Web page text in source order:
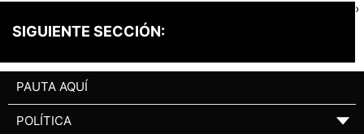
SIGUIENTE SECCIÓN:
›
PAUTA AQUÍ
POLÍTICA ▼